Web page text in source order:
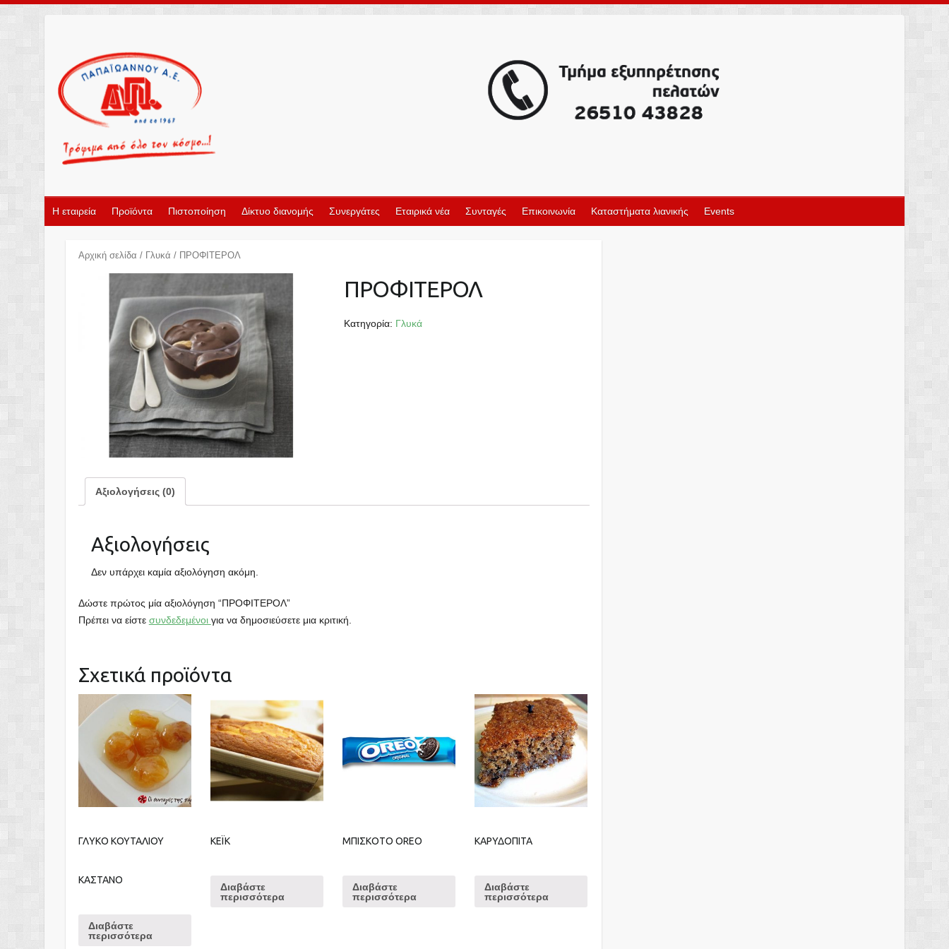
Η εταιρεία Προϊόντα Πιστοποίηση Δίκτυο διανομής Συνεργάτες Εταιρικά νέα Συνταγές Επικοινωνία Καταστήματα λιανικής Events
Αρχική σελίδα / Γλυκά / ΠΡΟΦΙΤΕΡΟΛ
ΠΡΟΦΙΤΕΡΟΛ
Κατηγορία: Γλυκά
Αξιολογήσεις (0)
Αξιολογήσεις
Δεν υπάρχει καμία αξιολόγηση ακόμη.
Δώστε πρώτος μία αξιολόγηση “ΠΡΟΦΙΤΕΡΟΛ”
Πρέπει να είστε συνδεδεμένοι για να δημοσιεύσετε μια κριτική.
Σχετικά προϊόντα
ΓΛΥΚΟ ΚΟΥΤΑΛΙΟΥ
ΚΑΣΤΑΝΟ
Διαβάστε
περισσότερα
ΚΕΪΚ
Διαβάστε
περισσότερα
ΜΠΙΣΚΟΤΟ OREO
Διαβάστε
περισσότερα
ΚΑΡΥΔΟΠΙΤΑ
Διαβάστε
περισσότερα